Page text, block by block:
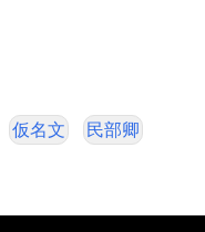
仮名文 民部卿